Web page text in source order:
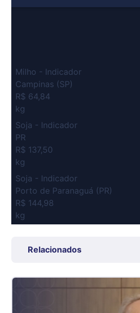
Milho - Indicador
Campinas (SP)
R$ 64,84
kg
Soja - Indicador
PR
R$ 137,50
kg
Soja - Indicador
Porto de Paranaguá (PR)
R$ 144,98
kg
Grande São Paulo (SP)
R$ 7,53
Relacionados